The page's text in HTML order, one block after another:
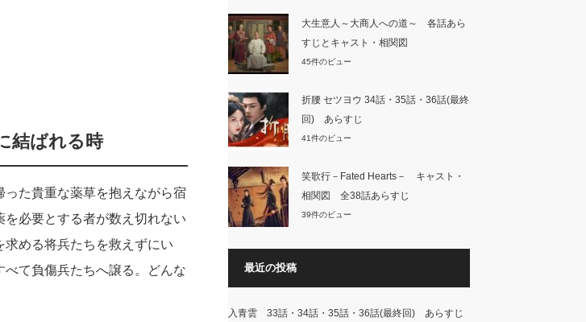
結ばれる時
た貴重な薬草を抱えながら宿
必要とする者が数え切れない
める将兵たちを救えずにい
て負傷兵たちへ譲る。どんな
大生意人～大商人への道～ 各話あら
すじとキャスト・相関図
45件のビュー
折腰 セツヨウ 34話・35話・36話(最終
回) あらすじ
41件のビュー
笑歌行－Fated Hearts－ キャスト・
相関図 全38話あらすじ
39件のビュー
最近の投稿
入青雲 33話・34話・35話・36話(最終回) あらすじ